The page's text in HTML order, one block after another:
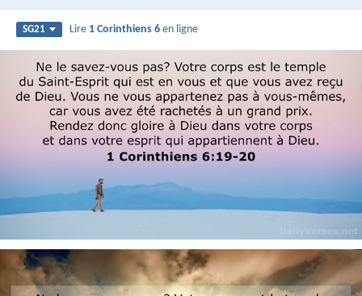
SG21 Lire 1 Corinthiens 6 en ligne